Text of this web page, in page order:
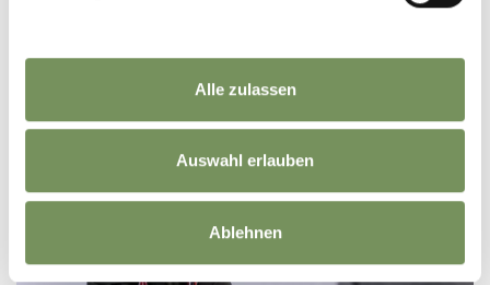
Alle zulassen
Auswahl erlauben
Ablehnen
ESCURSIONI INVERNALI